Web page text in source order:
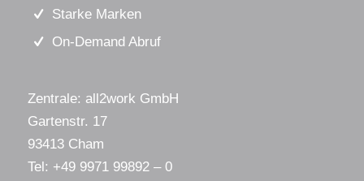
Starke Marken
On-Demand Abruf
Zentrale: all2work GmbH
Gartenstr. 17
93413 Cham
Tel: +49 9971 99892 – 0